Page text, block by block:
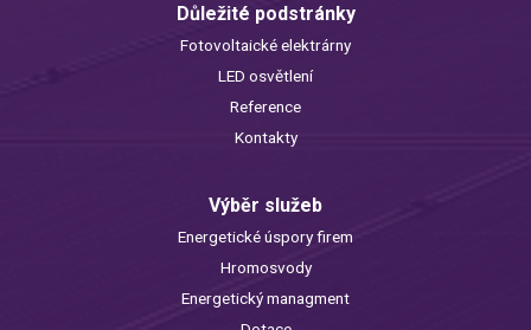
Důležité podstránky
Fotovoltaické elektrárny
LED osvětlení
Reference
Kontakty
Výběr služeb
Energetické úspory firem
Hromosvody
Energetický managment